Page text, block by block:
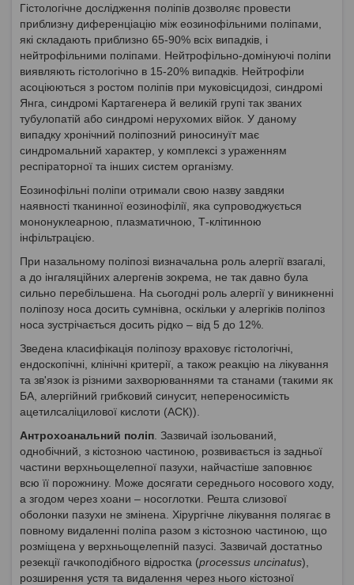
Гістологічне дослідження поліпів дозволяє провести
приблизну диференціацію між еозинофільними поліпами,
які складають приблизно 65-90% всіх випадків, і
нейтрофільними поліпами. Нейтрофільно-домінуючі поліпи
виявляють гістологічно в 15-20% випадків. Нейтрофіли
асоціюються з ростом поліпів при муковісцидозі, синдромі
Янга, синдромі Картагенера й великій групі так званих
тубулопатій або синдромі нерухомих війок. У даному
випадку хронічний поліпозний риносинуїт має
синдромальний характер, у комплексі з ураженням
респіраторної та інших систем організму.
Еозинофільні поліпи отримали свою назву завдяки
наявності тканинної еозинофілії, яка супроводжується
мононуклеарною, плазматичною, Т-клітинною
інфільтрацією.
При назальному поліпозі визначальна роль алергії взагалі,
а до інгаляційних алергенів зокрема, не так давно була
сильно перебільшена. На сьогодні роль алергії у виникненні
поліпозу носа досить сумнівна, оскільки у алергіків поліпоз
носа зустрічається досить рідко – від 5 до 12%.
Зведена класифікація поліпозу враховує гістологічні,
ендоскопічні, клінічні критерії, а також реакцію на лікування
та зв'язок із різними захворюваннями та станами (такими як
БА, алергійний грибковий синусит, непереносимість
ацетилсаліцилової кислоти (АСК)).
Антрохоанальний поліп . Зазвичай ізольований,
однобічний, з кістозною частиною, розвивається із задньої
частини верхньощелепної пазухи, найчастіше заповнює
всю її порожнину. Може досягати середнього носового ходу,
а згодом через хоани – носоглотки. Решта слизової
оболонки пазухи не змінена. Хірургічне лікування полягає в
повному видаленні поліпа разом з кістозною частиною, що
розміщена у верхньощелепній пазусі. Зазвичай достатньо
резекції гачкоподібного відростка (processus uncinatus),
розширення устя та видалення через нього кістозної